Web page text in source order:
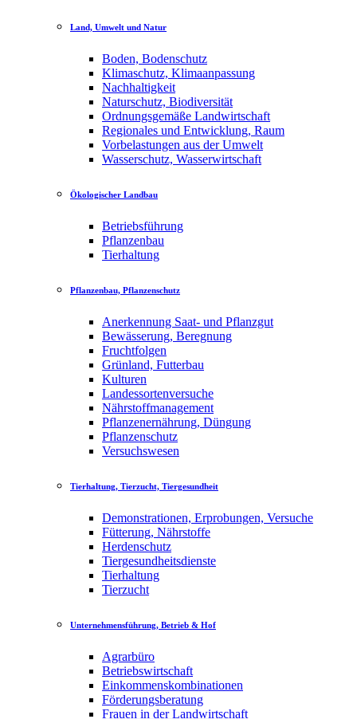
Land, Umwelt und Natur
Boden, Bodenschutz
Klimaschutz, Klimaanpassung
Nachhaltigkeit
Naturschutz, Biodiversität
Ordnungsgemäße Landwirtschaft
Regionales und Entwicklung, Raum
Vorbelastungen aus der Umwelt
Wasserschutz, Wasserwirtschaft
Ökologischer Landbau
Betriebsführung
Pflanzenbau
Tierhaltung
Pflanzenbau, Pflanzenschutz
Anerkennung Saat- und Pflanzgut
Bewässerung, Beregnung
Fruchtfolgen
Grünland, Futterbau
Kulturen
Landessortenversuche
Nährstoffmanagement
Pflanzenernährung, Düngung
Pflanzenschutz
Versuchswesen
Tierhaltung, Tierzucht, Tiergesundheit
Demonstrationen, Erprobungen, Versuche
Fütterung, Nährstoffe
Herdenschutz
Tiergesundheitsdienste
Tierhaltung
Tierzucht
Unternehmensführung, Betrieb & Hof
Agrarbüro
Betriebswirtschaft
Einkommenskombinationen
Förderungsberatung
Frauen in der Landwirtschaft